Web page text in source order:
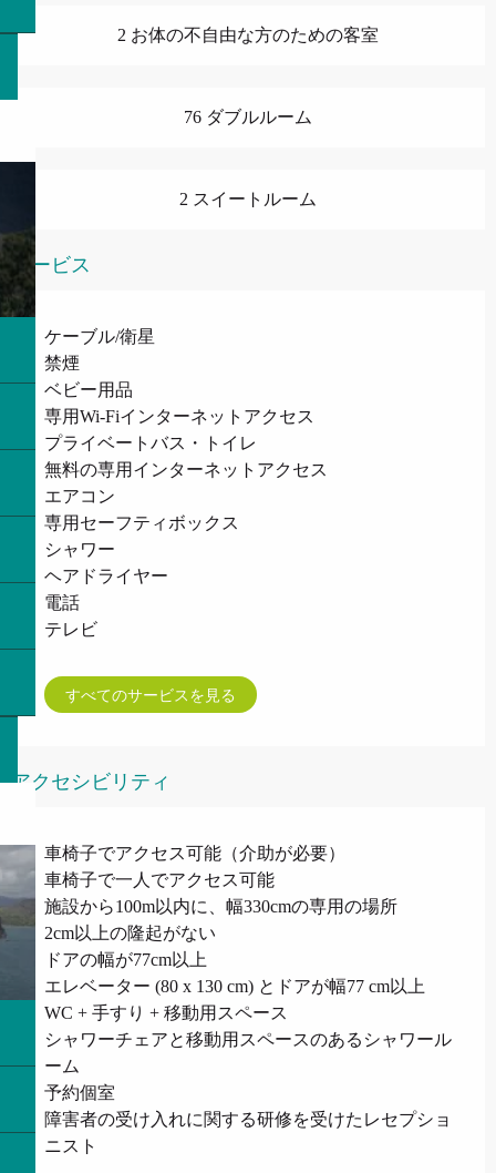
2 お体の不自由な方のための客室
76 ダブルルーム
2 スイートルーム
サービス
ケーブル/衛星
禁煙
ベビー用品
専用Wi-Fiインターネットアクセス
プライベートバス・トイレ
無料の専用インターネットアクセス
エアコン
専用セーフティボックス
シャワー
ヘアドライヤー
電話
テレビ
すべてのサービスを見る
アクセシビリティ
車椅子でアクセス可能（介助が必要）
車椅子で一人でアクセス可能
施設から100m以内に、幅330cmの専用の場所
2cm以上の隆起がない
ドアの幅が77cm以上
エレベーター (80 x 130 cm) とドアが幅77 cm以上
WC + 手すり + 移動用スペース
シャワーチェアと移動用スペースのあるシャワール
ーム
予約個室
障害者の受け入れに関する研修を受けたレセプショ
ニスト